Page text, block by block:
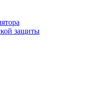
защиты